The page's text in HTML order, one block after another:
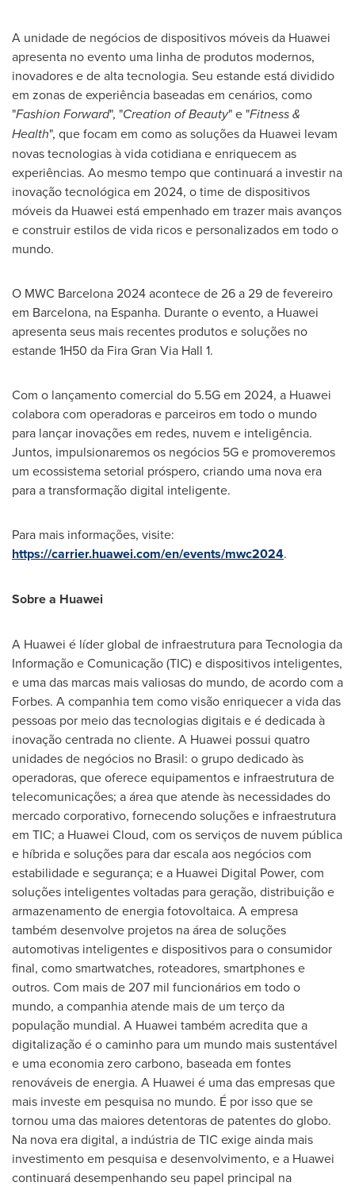
A unidade de negócios de dispositivos móveis da Huawei
apresenta no evento uma linha de produtos modernos,
inovadores e de alta tecnologia. Seu estande está dividido
em zonas de experiência baseadas em cenários, como
"Fashion Forward", "Creation of Beauty" e "Fitness &
Health", que focam em como as soluções da Huawei levam
novas tecnologias à vida cotidiana e enriquecem as
experiências. Ao mesmo tempo que continuará a investir na
inovação tecnológica em 2024, o time de dispositivos
móveis da Huawei está empenhado em trazer mais avanços
e construir estilos de vida ricos e personalizados em todo o
mundo.
O MWC Barcelona 2024 acontece de 26 a 29 de fevereiro
em Barcelona, na Espanha. Durante o evento, a Huawei
apresenta seus mais recentes produtos e soluções no
estande 1H50 da Fira Gran Via Hall 1.
Com o lançamento comercial do 5.5G em 2024, a Huawei
colabora com operadoras e parceiros em todo o mundo
para lançar inovações em redes, nuvem e inteligência.
Juntos, impulsionaremos os negócios 5G e promoveremos
um ecossistema setorial próspero, criando uma nova era
para a transformação digital inteligente.
Para mais informações, visite:
https://carrier.huawei.com/en/events/mwc2024.
Sobre a Huawei
A Huawei é líder global de infraestrutura para Tecnologia da
Informação e Comunicação (TIC) e dispositivos inteligentes,
e uma das marcas mais valiosas do mundo, de acordo com a
Forbes. A companhia tem como visão enriquecer a vida das
pessoas por meio das tecnologias digitais e é dedicada à
inovação centrada no cliente. A Huawei possui quatro
unidades de negócios no Brasil: o grupo dedicado às
operadoras, que oferece equipamentos e infraestrutura de
telecomunicações; a área que atende às necessidades do
mercado corporativo, fornecendo soluções e infraestrutura
em TIC; a Huawei Cloud, com os serviços de nuvem pública
e híbrida e soluções para dar escala aos negócios com
estabilidade e segurança; e a Huawei Digital Power, com
soluções inteligentes voltadas para geração, distribuição e
armazenamento de energia fotovoltaica. A empresa
também desenvolve projetos na área de soluções
automotivas inteligentes e dispositivos para o consumidor
final, como smartwatches, roteadores, smartphones e
outros. Com mais de 207 mil funcionários em todo o
mundo, a companhia atende mais de um terço da
população mundial. A Huawei também acredita que a
digitalização é o caminho para um mundo mais sustentável
e uma economia zero carbono, baseada em fontes
renováveis de energia. A Huawei é uma das empresas que
mais investe em pesquisa no mundo. É por isso que se
tornou uma das maiores detentoras de patentes do globo.
Na nova era digital, a indústria de TIC exige ainda mais
investimento em pesquisa e desenvolvimento, e a Huawei
continuará desempenhando seu papel principal na